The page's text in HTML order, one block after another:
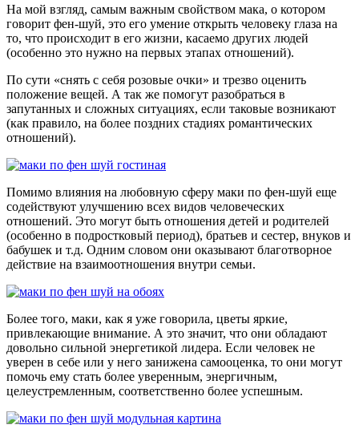
На мой взгляд, самым важным свойством мака, о котором
говорит фен-шуй, это его умение открыть человеку глаза на
то, что происходит в его жизни, касаемо других людей
(особенно это нужно на первых этапах отношений).
По сути «снять с себя розовые очки» и трезво оценить
положение вещей. А так же помогут разобраться в
запутанных и сложных ситуациях, если таковые возникают
(как правило, на более поздних стадиях романтических
отношений).
Помимо влияния на любовную сферу маки по фен-шуй еще
содействуют улучшению всех видов человеческих
отношений. Это могут быть отношения детей и родителей
(особенно в подростковый период), братьев и сестер, внуков и
бабушек и т.д. Одним словом они оказывают благотворное
действие на взаимоотношения внутри семьи.
Более того, маки, как я уже говорила, цветы яркие,
привлекающие внимание. А это значит, что они обладают
довольно сильной энергетикой лидера. Если человек не
уверен в себе или у него занижена самооценка, то они могут
помочь ему стать более уверенным, энергичным,
целеустремленным, соответственно более успешным.